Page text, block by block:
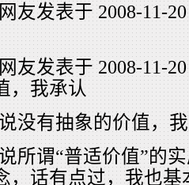
友发表于 2008-11-
友发表于 2008-11-
，我承认
没有抽象的价值，
所谓“普适价值”的
，话有点过，我也基